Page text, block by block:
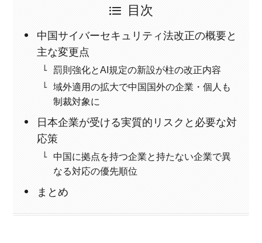
目次
中国サイバーセキュリティ法改正の概要と
主な変更点
罰則強化とAI規定の新設が柱の改正内容
域外適用の拡大で中国国外の企業・個人も
制裁対象に
日本企業が受ける実質的リスクと必要な対
応策
中国に拠点を持つ企業と持たない企業で異
なる対応の優先順位
まとめ